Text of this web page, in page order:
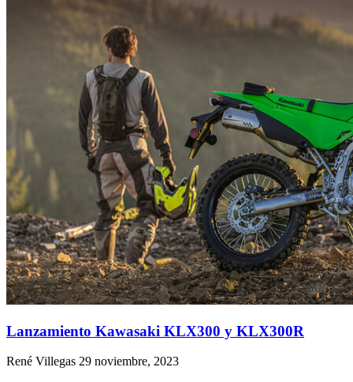
Lanzamiento Kawasaki KLX300 y KLX300R
René Villegas 29 noviembre, 2023